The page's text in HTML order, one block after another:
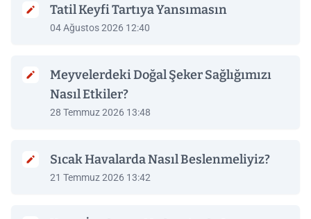
Tatil Keyfi Tartıya Yansımasın
04 Ağustos 2026 12:40
Meyvelerdeki Doğal Şeker Sağlığımızı
Nasıl Etkiler?
28 Temmuz 2026 13:48
Sıcak Havalarda Nasıl Beslenmeliyiz?
21 Temmuz 2026 13:42